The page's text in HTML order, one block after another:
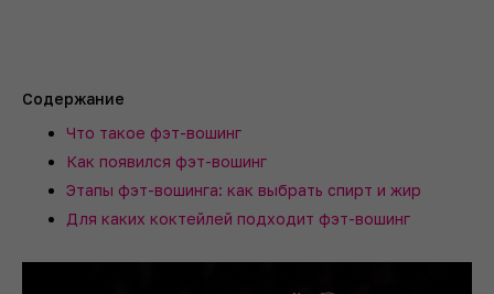
Содержание
Что такое фэт-вошинг
Как появился фэт-вошинг
Этапы фэт-вошинга: как выбрать спирт и жир
Для каких коктейлей подходит фэт-вошинг